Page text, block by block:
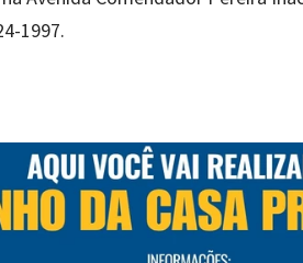
1997.